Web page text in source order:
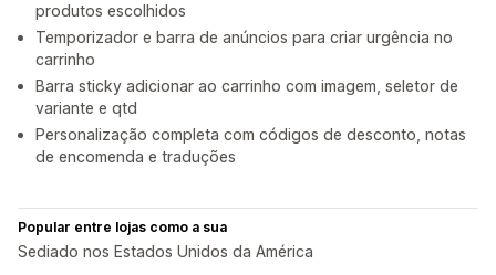
produtos escolhidos
Temporizador e barra de anúncios para criar urgência no
carrinho
Barra sticky adicionar ao carrinho com imagem, seletor de
variante e qtd
Personalização completa com códigos de desconto, notas
de encomenda e traduções
Popular entre lojas como a sua
Sediado nos Estados Unidos da América